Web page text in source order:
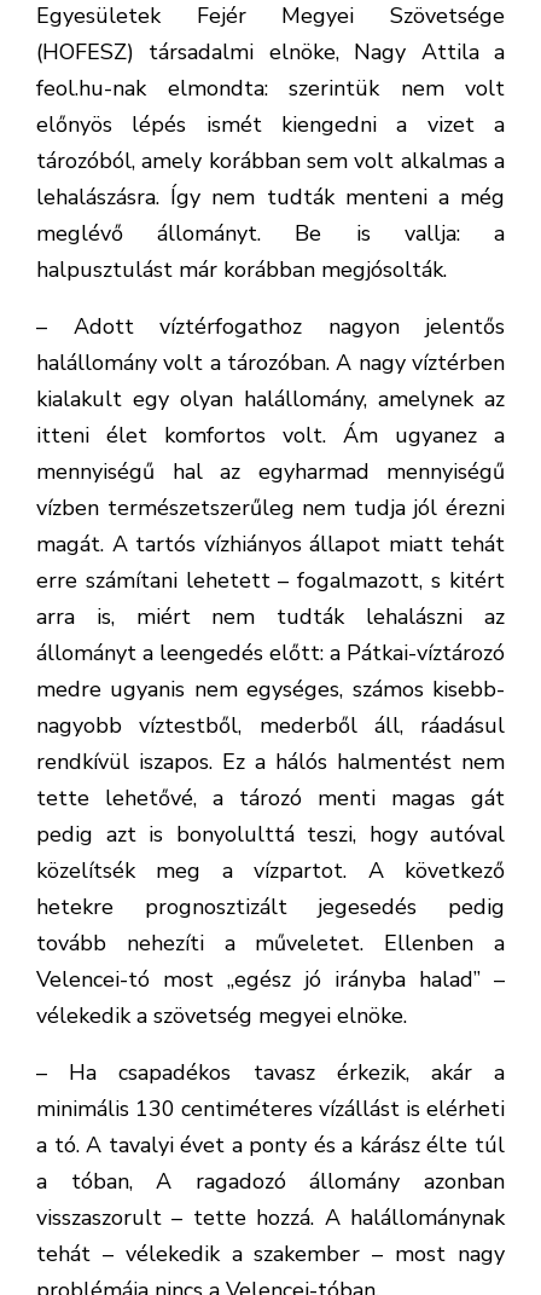
Egyesületek Fejér Megyei Szövetsége
(HOFESZ) társadalmi elnöke, Nagy Attila a
feol.hu-nak elmondta: szerintük nem volt
előnyös lépés ismét kiengedni a vizet a
tározóból, amely korábban sem volt alkalmas a
lehalászásra. Így nem tudták menteni a még
meglévő állományt. Be is vallja: a
halpusztulást már korábban megjósolták.
– Adott víztérfogathoz nagyon jelentős
halállomány volt a tározóban. A nagy víztérben
kialakult egy olyan halállomány, amelynek az
itteni élet komfortos volt. Ám ugyanez a
mennyiségű hal az egyharmad mennyiségű
vízben természetszerűleg nem tudja jól érezni
magát. A tartós vízhiányos állapot miatt tehát
erre számítani lehetett – fogalmazott, s kitért
arra is, miért nem tudták lehalászni az
állományt a leengedés előtt: a Pátkai-víztározó
medre ugyanis nem egységes, számos kisebb-
nagyobb víztestből, mederből áll, ráadásul
rendkívül iszapos. Ez a hálós halmentést nem
tette lehetővé, a tározó menti magas gát
pedig azt is bonyolulttá teszi, hogy autóval
közelítsék meg a vízpartot. A következő
hetekre prognosztizált jegesedés pedig
tovább nehezíti a műveletet. Ellenben a
Velencei-tó most „egész jó irányba halad” –
vélekedik a szövetség megyei elnöke.
– Ha csapadékos tavasz érkezik, akár a
minimális 130 centiméteres vízállást is elérheti
a tó. A tavalyi évet a ponty és a kárász élte túl
a tóban, A ragadozó állomány azonban
visszaszorult – tette hozzá. A halállománynak
tehát – vélekedik a szakember – most nagy